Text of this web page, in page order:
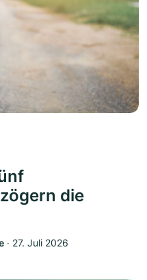
die
‧ 27. Juli 2026